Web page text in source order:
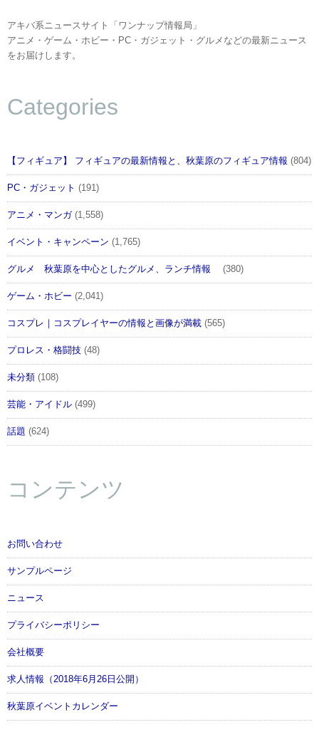
アキバ系ニュースサイト「ワンナップ情報局」
アニメ・ゲーム・ホビー・PC・ガジェット・グルメなどの最新ニュース
をお届けします。
Categories
【フィギュア】 フィギュアの最新情報と、秋葉原のフィギュア情報 (804)
PC・ガジェット (191)
アニメ・マンガ(1,558)
イベント・キャンペーン (1,765)
グルメ 秋葉原を中心としたグルメ、ランチ情報 (380)
ゲーム・ホビー (2,041)
コスプレ｜コスプレイヤーの情報と画像が満載 (565)
プロレス・格闘技 (48)
未分類 (108)
芸能・アイドル (499)
話題 (624)
コンテンツ
お問い合わせ
サンプルページ
ニュース
プライバシーポリシー
会社概要
求人情報（2018年6月26日公開）
秋葉原イベントカレンダー